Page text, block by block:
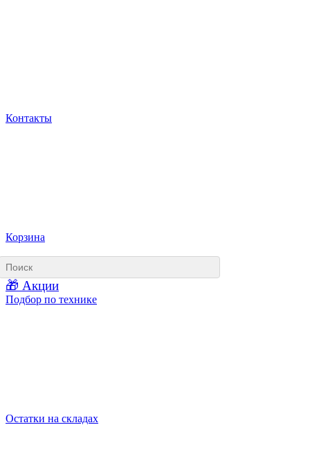
Контакты
Корзина
🎁 Акции
Подбор по технике
Остатки на складах